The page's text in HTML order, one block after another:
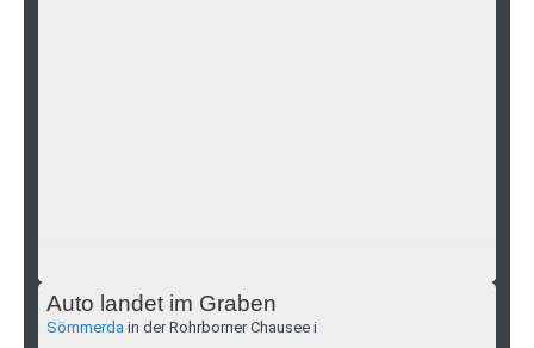
Auto landet im Graben
Sömmerda in der Rohrborner Chausee i